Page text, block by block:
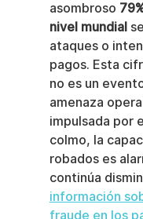
asombroso
nivel mundial
ataques o
pagos. Esta
no es un
amenaza
impulsada por
colmo, la
robados es
continúa
información
fraude en los